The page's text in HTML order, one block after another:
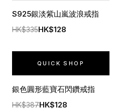
S925銀淡紫山嵐波浪戒指
HK$335HK$128
QUICK SHOP
銀色圓形藍寶石閃鑽戒指
HK$387HK$128